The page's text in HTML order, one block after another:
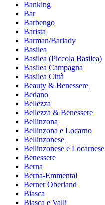
Banking
Bar
Barbengo
Barista
Barman/Barlady
Basilea
Basilea (Piccola Basilea)
Basilea Campagna
Basilea Città
Beauty & Benessere
Bedano
Bellezza
Bellezza & Benessere
Bellinzona
Bellinzona e Locarno
Bellinzonese
Bellinzonese e Locarnese
Benessere
Berna
Berna-Emmental
Berner Oberland
Biasca
Biasca e Valli